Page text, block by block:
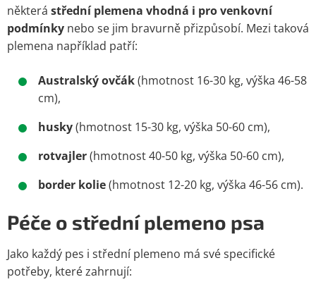
některá střední plemena vhodná i pro venkovní
podmínky nebo se jim bravurně přizpůsobí. Mezi taková
plemena například patří:
Australský ovčák(hmotnost 16-30 kg, výška 46-58
cm),
husky(hmotnost 15-30 kg, výška 50-60 cm),
rotvajler(hmotnost 40-50 kg, výška 50-60 cm),
border kolie(hmotnost 12-20 kg, výška 46-56 cm).
Péče o střední plemeno psa
Jako každý pes i střední plemeno má své specifické
potřeby, které zahrnují: